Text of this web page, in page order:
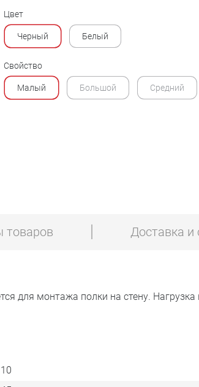
Цвет
Черный Белый
Свойство
Малый Большой Средний
товаров Доставка и
для монтажа полки на стену. Нагрузка